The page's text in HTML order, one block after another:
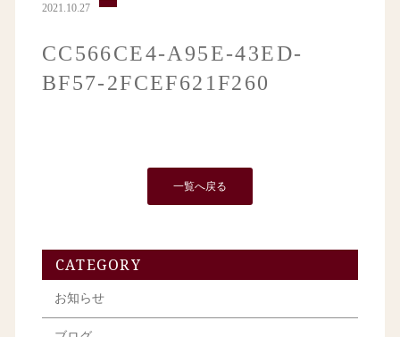
2021.10.27
CC566CE4-A95E-43ED-
BF57-2FCEF621F260
一覧へ戻る
CATEGORY
お知らせ